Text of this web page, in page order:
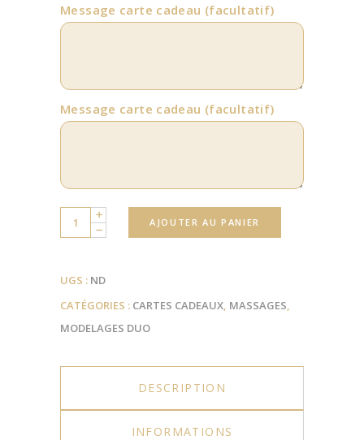
Message carte cadeau (facultatif)
Message carte cadeau (facultatif)
Quantity AJOUTER AU PANIER
UGS : ND
CATÉGORIES : CARTES CADEAUX, MASSAGES,
MODELAGES DUO
DESCRIPTION
INFORMATIONS